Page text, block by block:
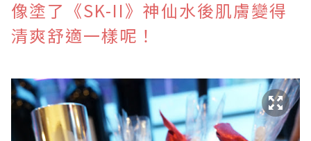
像塗了《SK-II》神仙水後肌膚變得
清爽舒適一樣呢！